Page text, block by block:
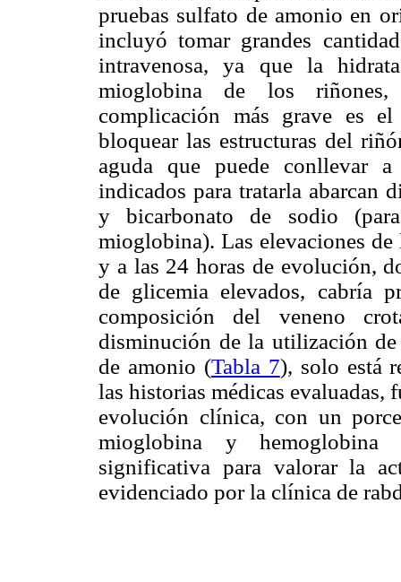
pruebas sulfato de amonio en
incluyó tomar grandes
intravenosa, ya que la
mioglobina de los riñones,
complicación más grave es
bloquear las estructuras del
aguda que puede conllevar
indicados para tratarla abarcan
y bicarbonato de sodio
mioglobina). Las elevaciones
y a las 24 horas de evolución,
de glicemia elevados, cabría
composición del veneno
disminución de la utilización de
de amonio (Tabla 7), solo está
las historias médicas evaluadas,
evolución clínica, con un
mioglobina y hemoglobina
significativa para valorar la
evidenciado por la clínica de